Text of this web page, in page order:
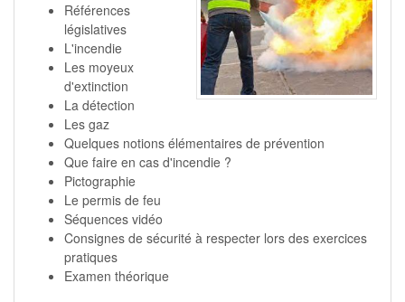
Références
législatives
L'incendie
Les moyeux
d'extinction
La détection
Les gaz
Quelques notions élémentaires de prévention
Que faire en cas d'incendie ?
Pictographie
Le permis de feu
Séquences vidéo
Consignes de sécurité à respecter lors des exercices
pratiques
Examen théorique